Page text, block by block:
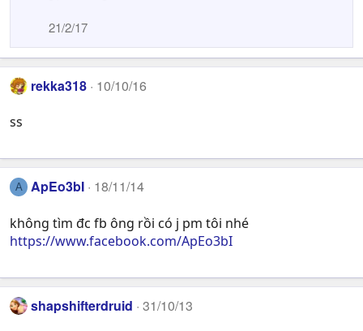
21/2/17
rekka318 10/10/16
ss
A ApEo3bI 18/11/14
không tìm đc fb ông rồi có j pm tôi nhé
https://www.facebook.com/ApEo3bI
shapshifterdruid 31/10/13